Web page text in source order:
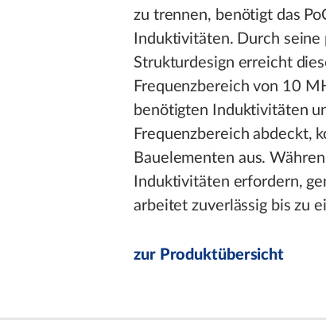
zu trennen, benötigt das
Induktivitäten. Durch
Strukturdesign erreicht
Frequenzbereich von 10
benötigten Induktivitäten
Frequenzbereich abdeckt,
Bauelementen aus.
Induktivitäten erfordern,
arbeitet zuverlässig bis zu
zur Produktübersicht